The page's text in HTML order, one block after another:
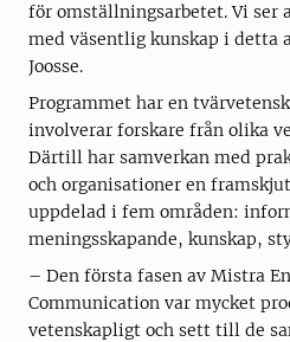
för omställningsarbetet. Vi ser
med väsentlig kunskap i detta
Joosse.
Programmet har en
involverar forskare från olika
Därtill har samverkan med
och organisationer en
uppdelad i fem områden:
meningsskapande, kunskap,
– Den första fasen av Mistra
Communication var mycket
vetenskapligt och sett till de